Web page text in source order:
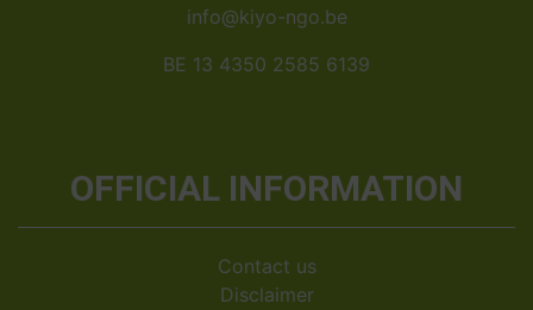
info@kiyo-ngo.be
BE 13 4350 2585 6139
OFFICIAL INFORMATION
Contact us
Disclaimer